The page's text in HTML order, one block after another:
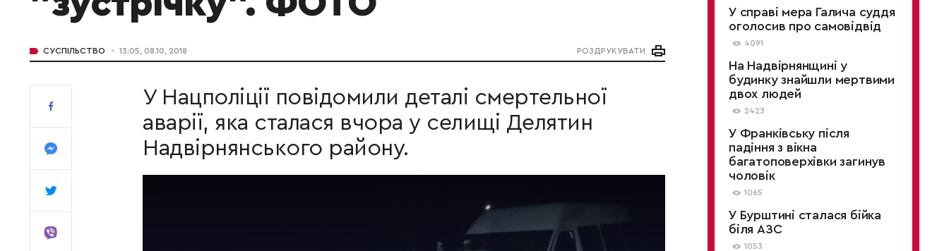
СУСПІЛЬСТВО 13:05, 08.10, 2018 РОЗДРУКУВАТИ
У Нацполіції повідомили деталі смертельної
аварії, яка сталася вчора у селищі Делятин
Надвірнянського району.
У справі мера Галича суддя
оголосив про самовідвід
4091
На Надвірнянщині у
будинку знайшли мертвими
двох людей
2423
У Франківську після
падіння з вікна
багатоповерхівки загинув
чоловік
1065
У Бурштині сталася бійка
біля АЗС
1053